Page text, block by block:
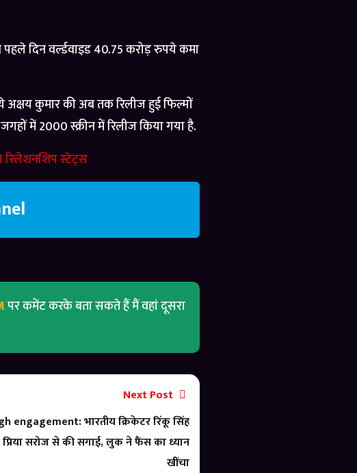
दिन वर्ल्डवाइड 40.75 करोड़ रुपये कमा
कुमार की अब तक रिलीज हुई फिल्मों
में 2000 स्क्रीन में रिलीज किया गया है.
रिलेशनशिप स्टेट्स
पर कमेंट करके बता सकते हैं मैं वहां दूसरा
Next Post
engagement: भारतीय क्रिकेटर रिंकू सिंह
सरोज से की सगाई, लुक ने फैंस का ध्यान
खींचा